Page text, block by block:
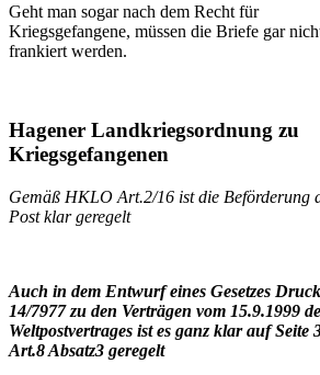
Geht man sogar nach dem Recht für
Kriegsgefangene, müssen die Briefe gar
frankiert werden.
Hagener Landkriegsordnung zu
Kriegsgefangenen
Gemäß HKLO Art.2/16 ist die Beförderung
Post klar geregelt
Auch in dem Entwurf eines Gesetzes
14/7977 zu den Verträgen vom 15.9.1999
Weltpostvertrages ist es ganz klar auf Seite
Art.8 Absatz3 geregelt